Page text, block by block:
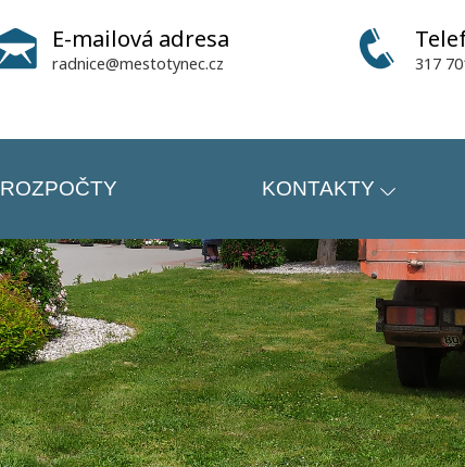
ROZPOČTY KONTAKTY
E-mailová adresa
radnice@mestotynec.cz 317